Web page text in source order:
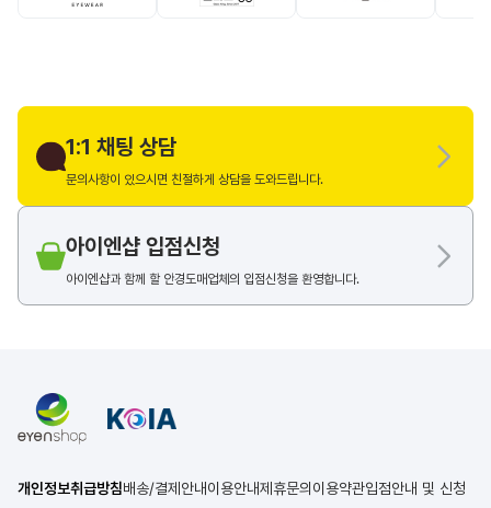
뿔테 뿔테
1:1 채팅 상담
문의사항이 있으시면 친절하게 상담을 도와드립니다.
아이엔샵 입점신청
아이엔샵과 함께 할 안경도매업체의 입점신청을 환영합니다.
개인정보취급방침배송/결제안내이용안내제휴문의 이용약관입점안내 및 신청